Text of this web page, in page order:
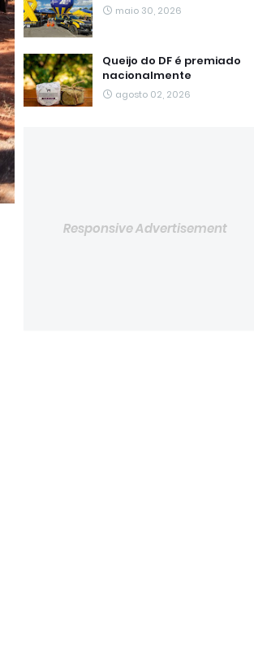
maio 30, 2026
Queijo do DF é premiado
nacionalmente
agosto 02, 2026
Responsive Advertisement